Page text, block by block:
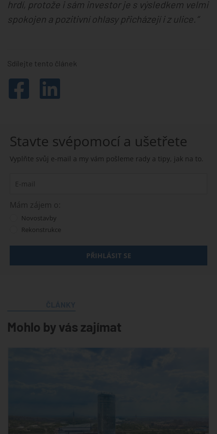
hrdí, protože i sám investor je s výsledkem velmi
spokojen a pozitivní ohlasy přicházejí i z ulice.“
Sdílejte tento článek
Stavte svépomocí a ušetřete
Vyplňte svůj e-mail a my vám pošleme rady a tipy, jak na to.
Mám zájem o:
Novostavby
Rekonstrukce
PŘIHLÁSIT SE
Mohlo by vás zajímat